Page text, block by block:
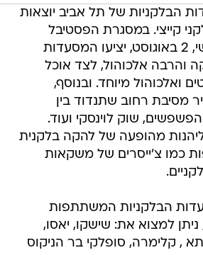
הבלקניות של תל אביב יוצאות
קייצי. במסגרת הפסטיבל
שנמשך עד יום שישי, 2 באוגוסט, יציעו המסעדות
והרבה אלכוהול, לצד אוכל
ואלכוהול מיוחד. ובנוסף,
מסיבת רחוב שתנדוד בין
שוק לוינסקי ועוד.
ליהנות מהופעה של להקה בלקנית
כמו צ'ייסרים של משקאות
הבלקניות המשתתפות
למצוא את: שישקו, יאסו,
, קלימרה, סופלקי בר הניקוס